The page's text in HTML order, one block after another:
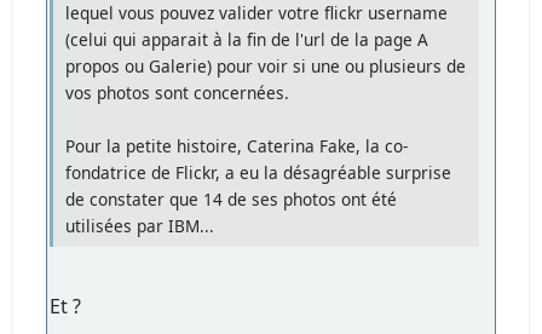
lequel vous pouvez valider votre flickr username
(celui qui apparait à la fin de l'url de la page A
propos ou Galerie) pour voir si une ou plusieurs de
vos photos sont concernées.
Pour la petite histoire, Caterina Fake, la co-
fondatrice de Flickr, a eu la désagréable surprise
de constater que 14 de ses photos ont été
utilisées par IBM...
Et ?